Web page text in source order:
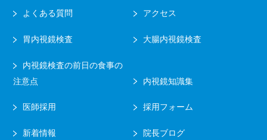
よくある質問 アクセス
胃内視鏡検査 大腸内視鏡検査
内視鏡検査の前日の食事の
注意点
内視鏡知識集
医師採用 採用フォーム
新着情報 院長ブログ